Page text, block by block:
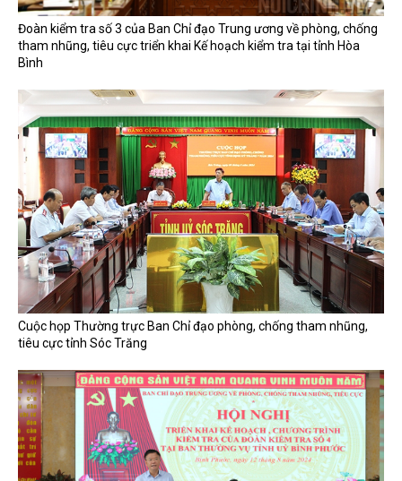
Đoàn kiểm tra số 3 của Ban Chỉ đạo Trung ương về phòng, chống
tham nhũng, tiêu cực triển khai Kế hoạch kiểm tra tại tỉnh Hòa
Bình
Cuộc họp Thường trực Ban Chỉ đạo phòng, chống tham nhũng,
tiêu cực tỉnh Sóc Trăng